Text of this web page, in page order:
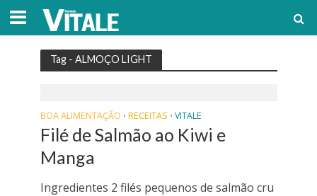
Tag - ALMOÇO LIGHT
BOA ALIMENTAÇÃO • RECEITAS • VITALE
Filé de Salmão ao Kiwi e
Manga
Ingredientes 2 filés pequenos de salmão cru